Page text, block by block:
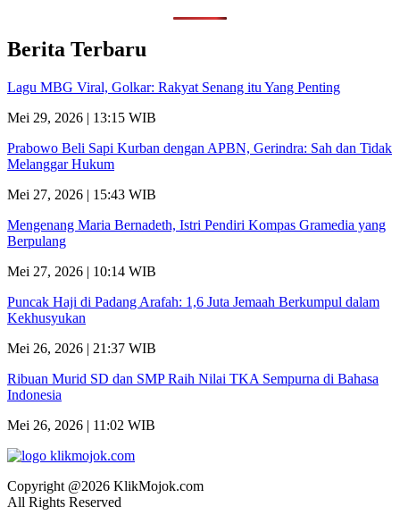
Berita Terbaru
Lagu MBG Viral, Golkar: Rakyat Senang itu Yang Penting
Mei 29, 2026 | 13:15 WIB
Prabowo Beli Sapi Kurban dengan APBN, Gerindra: Sah dan Tidak
Melanggar Hukum
Mei 27, 2026 | 15:43 WIB
Mengenang Maria Bernadeth, Istri Pendiri Kompas Gramedia yang
Berpulang
Mei 27, 2026 | 10:14 WIB
Puncak Haji di Padang Arafah: 1,6 Juta Jemaah Berkumpul dalam
Kekhusyukan
Mei 26, 2026 | 21:37 WIB
Ribuan Murid SD dan SMP Raih Nilai TKA Sempurna di Bahasa
Indonesia
Mei 26, 2026 | 11:02 WIB
Copyright @2026 KlikMojok.com
All Rights Reserved